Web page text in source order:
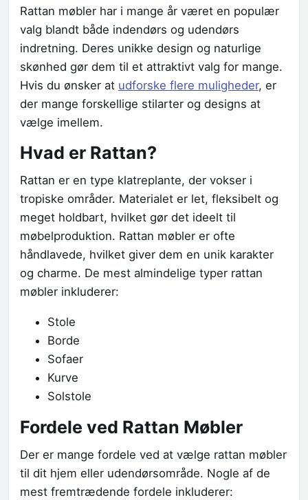
Rattan møbler har i mange år været en populær
valg blandt både indendørs og udendørs
indretning. Deres unikke design og naturlige
skønhed gør dem til et attraktivt valg for mange.
Hvis du ønsker at udforske flere muligheder, er
der mange forskellige stilarter og designs at
vælge imellem.
Hvad er Rattan?
Rattan er en type klatreplante, der vokser i
tropiske områder. Materialet er let, fleksibelt og
meget holdbart, hvilket gør det ideelt til
møbelproduktion. Rattan møbler er ofte
håndlavede, hvilket giver dem en unik karakter
og charme. De mest almindelige typer rattan
møbler inkluderer:
Stole
Borde
Sofaer
Kurve
Solstole
Fordele ved Rattan Møbler
Der er mange fordele ved at vælge rattan møbler
til dit hjem eller udendørsområde. Nogle af de
mest fremtrædende fordele inkluderer: